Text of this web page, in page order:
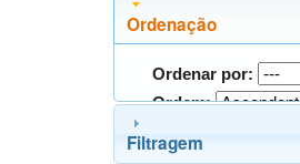
Ordenação
Ordenar por:
Ordem:
Filtragem